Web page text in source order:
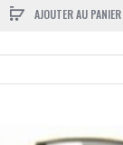
AJOUTER AU PANIER